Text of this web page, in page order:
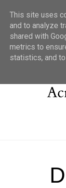
MENU
This site uses
and to analyze
shared with
metrics to
statistics, and